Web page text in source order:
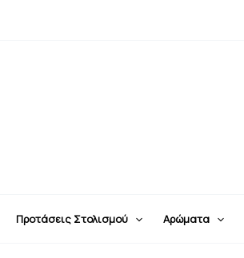
Προτάσεις Στολισμού Αρώματα